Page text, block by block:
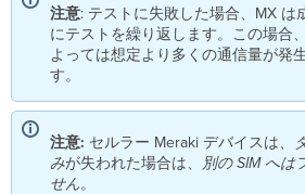
注意: テストに失敗した場合、MX は
にテストを繰り返します。この場合
よっては想定より多くの通信量が発
す。
注意: セルラー Meraki デバイスは、
みが失われた場合は、 別の SIM へは
せん。